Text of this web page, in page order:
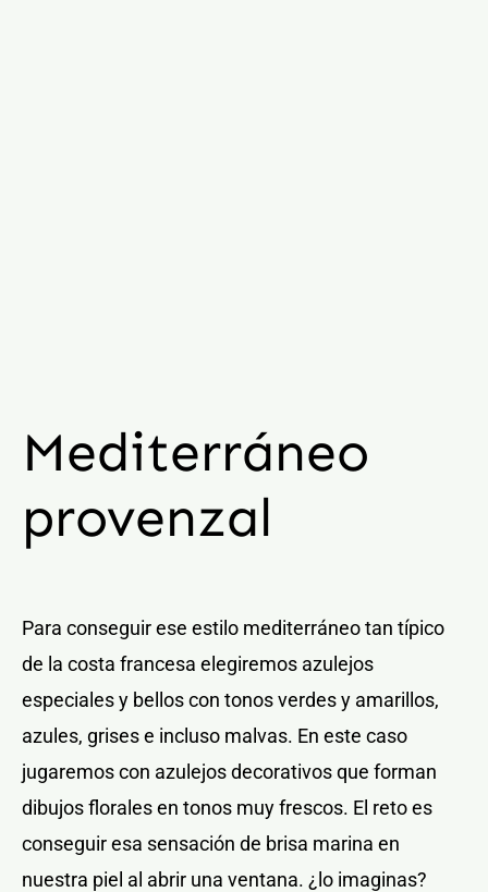
Mediterráneo
provenzal
Para conseguir ese estilo mediterráneo tan típico
de la costa francesa elegiremos azulejos
especiales y bellos con tonos verdes y amarillos,
azules, grises e incluso malvas. En este caso
jugaremos con azulejos decorativos que forman
dibujos florales en tonos muy frescos. El reto es
conseguir esa sensación de brisa marina en
nuestra piel al abrir una ventana. ¿lo imaginas?